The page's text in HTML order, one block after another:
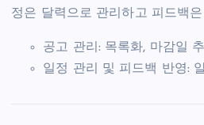
정은 달력으로 관리하고 피드백
공고 관리: 목록화, 마감일
일정 관리 및 피드백 반영: